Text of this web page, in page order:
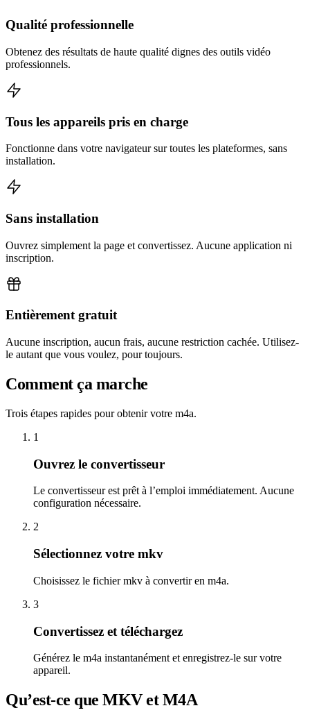
Qualité professionnelle
Obtenez des résultats de haute qualité dignes des outils vidéo
professionnels.
Tous les appareils pris en charge
Fonctionne dans votre navigateur sur toutes les plateformes, sans
installation.
Sans installation
Ouvrez simplement la page et convertissez. Aucune application ni
inscription.
Entièrement gratuit
Aucune inscription, aucun frais, aucune restriction cachée. Utilisez-
le autant que vous voulez, pour toujours.
Comment ça marche
Trois étapes rapides pour obtenir votre m4a.
1
Ouvrez le convertisseur
Le convertisseur est prêt à l’emploi immédiatement. Aucune
configuration nécessaire.
2
Sélectionnez votre mkv
Choisissez le fichier mkv à convertir en m4a.
3
Convertissez et téléchargez
Générez le m4a instantanément et enregistrez-le sur votre
appareil.
Qu’est-ce que MKV et M4A